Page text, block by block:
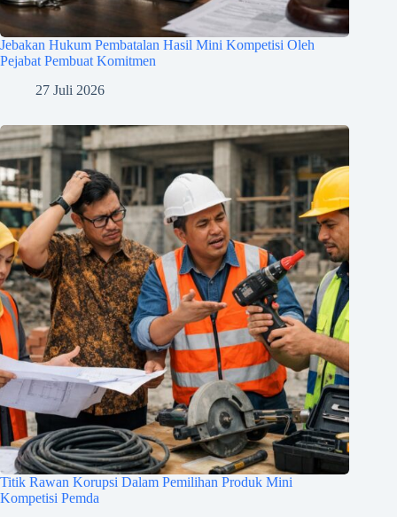
Jebakan Hukum Pembatalan Hasil Mini Kompetisi Oleh
Pejabat Pembuat Komitmen
27 Juli 2026
Titik Rawan Korupsi Dalam Pemilihan Produk Mini
Kompetisi Pemda